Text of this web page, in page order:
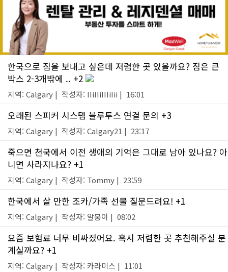
한국으로 짐을 보내고 싶은데 저렴한 곳 있을까요? 짐은 큰
박스 2-3개밖에 .. +2
지역: Calgary | 작성자: IIiIIiIIIiIii | 16:01
오래된 스피커 시스템 블루투스 연결 문의 +3
지역: Calgary | 작성자: Calgary21 | 23:17
죽으면 천국에서 이전 생애의 기억은 그대로 남아 있나요? 아
니면 사라지나요? +1
지역: Calgary | 작성자: Tommy | 23:59
한국에서 살 만한 조카/가족 선물 질문드려요! +1
지역: Calgary | 작성자: 알붕이 | 08:02
요즘 보험료 너무 비싸졌어요. 혹시 저렴한 곳 추천해주실 분
계실까요? +1
지역: Calgary | 작성자: 카라미스 | 11:01